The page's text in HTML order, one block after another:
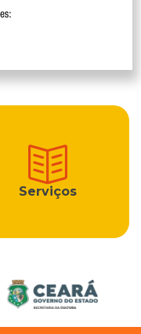
Serviços